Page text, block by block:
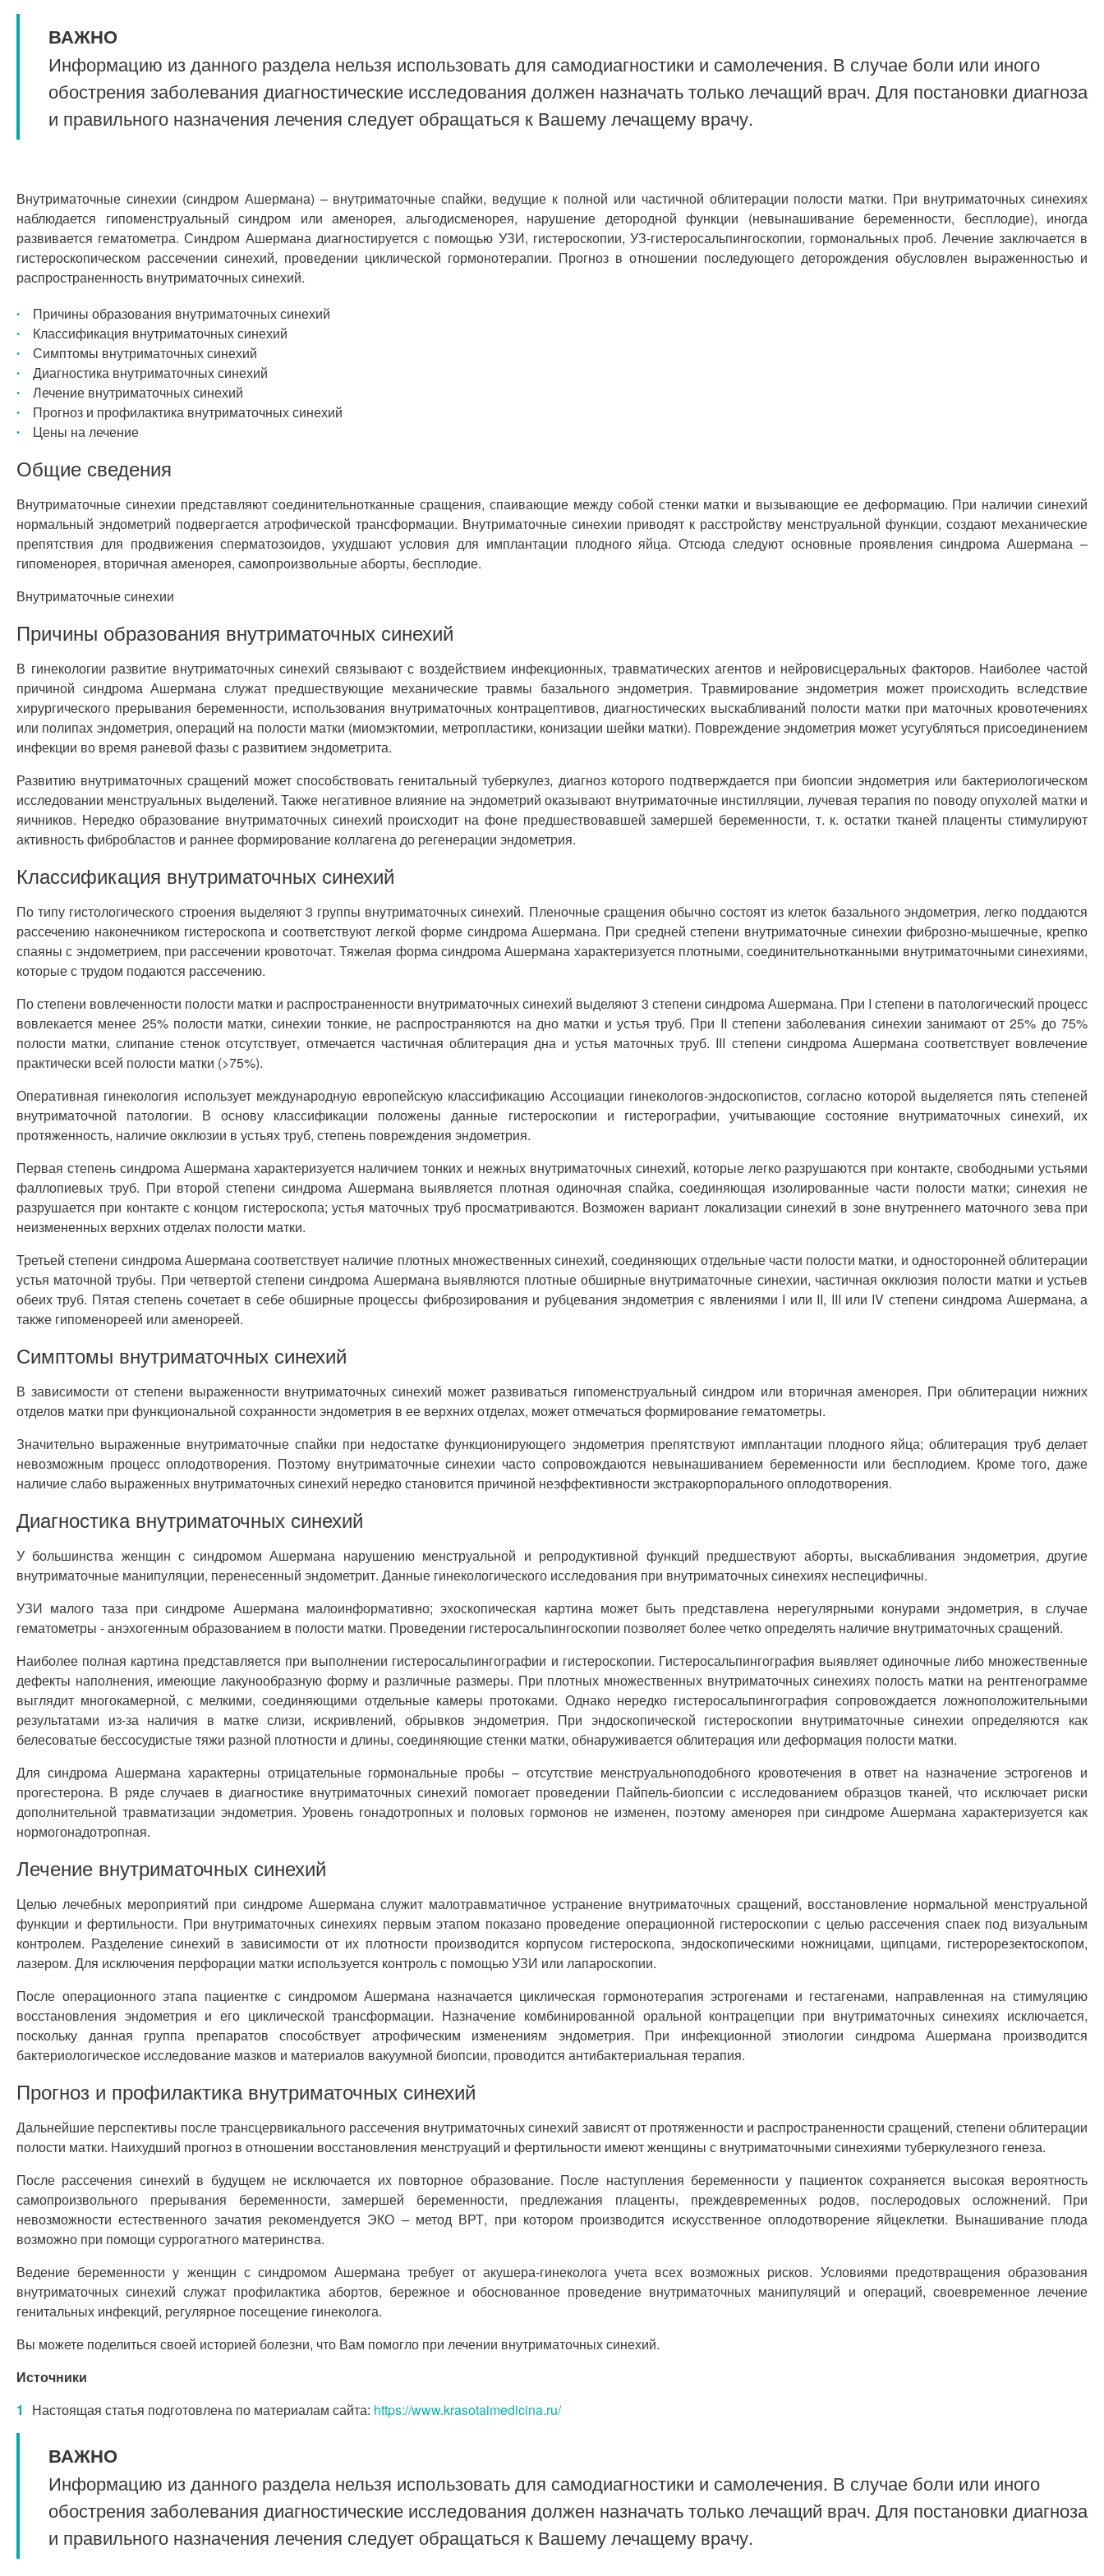
ВАЖНО
Информацию из данного раздела нельзя использовать для самодиагностики и самолечения. В случае боли или иного
обострения заболевания диагностические исследования должен назначать только лечащий врач. Для постановки диагноза
и правильного назначения лечения следует обращаться к Вашему лечащему врачу.
Внутриматочные синехии (синдром Ашермана) – внутриматочные спайки, ведущие к полной или частичной облитерации полости матки. При внутриматочных синехиях
наблюдается гипоменструальный синдром или аменорея, альгодисменорея, нарушение детородной функции (невынашивание беременности, бесплодие), иногда
развивается гематометра. Синдром Ашермана диагностируется с помощью УЗИ, гистероскопии, УЗ-гистеросальпингоскопии, гормональных проб. Лечение заключается в
гистероскопическом рассечении синехий, проведении циклической гормонотерапии. Прогноз в отношении последующего деторождения обусловлен выраженностью и
распространенность внутриматочных синехий.
Причины образования внутриматочных синехий
Классификация внутриматочных синехий
Симптомы внутриматочных синехий
Диагностика внутриматочных синехий
Лечение внутриматочных синехий
Прогноз и профилактика внутриматочных синехий
Цены на лечение
Общие сведения
Внутриматочные синехии представляют соединительнотканные сращения, спаивающие между собой стенки матки и вызывающие ее деформацию. При наличии синехий
нормальный эндометрий подвергается атрофической трансформации. Внутриматочные синехии приводят к расстройству менструальной функции, создают механические
препятствия для продвижения сперматозоидов, ухудшают условия для имплантации плодного яйца. Отсюда следуют основные проявления синдрома Ашермана –
гипоменорея, вторичная аменорея, самопроизвольные аборты, бесплодие.
Внутриматочные синехии
Причины образования внутриматочных синехий
В гинекологии развитие внутриматочных синехий связывают с воздействием инфекционных, травматических агентов и нейровисцеральных факторов. Наиболее частой
причиной синдрома Ашермана служат предшествующие механические травмы базального эндометрия. Травмирование эндометрия может происходить вследствие
хирургического прерывания беременности, использования внутриматочных контрацептивов, диагностических выскабливаний полости матки при маточных кровотечениях
или полипах эндометрия, операций на полости матки (миомэктомии, метропластики, конизации шейки матки). Повреждение эндометрия может усугубляться присоединением
инфекции во время раневой фазы с развитием эндометрита.
Развитию внутриматочных сращений может способствовать генитальный туберкулез, диагноз которого подтверждается при биопсии эндометрия или бактериологическом
исследовании менструальных выделений. Также негативное влияние на эндометрий оказывают внутриматочные инстилляции, лучевая терапия по поводу опухолей матки и
яичников. Нередко образование внутриматочных синехий происходит на фоне предшествовавшей замершей беременности, т. к. остатки тканей плаценты стимулируют
активность фибробластов и раннее формирование коллагена до регенерации эндометрия.
Классификация внутриматочных синехий
По типу гистологического строения выделяют 3 группы внутриматочных синехий. Пленочные сращения обычно состоят из клеток базального эндометрия, легко поддаются
рассечению наконечником гистероскопа и соответствуют легкой форме синдрома Ашермана. При средней степени внутриматочные синехии фиброзно-мышечные, крепко
спаяны с эндометрием, при рассечении кровоточат. Тяжелая форма синдрома Ашермана характеризуется плотными, соединительнотканными внутриматочными синехиями,
которые с трудом подаются рассечению.
По степени вовлеченности полости матки и распространенности внутриматочных синехий выделяют 3 степени синдрома Ашермана. При I степени в патологический процесс
вовлекается менее 25% полости матки, синехии тонкие, не распространяются на дно матки и устья труб. При II степени заболевания синехии занимают от 25% до 75%
полости матки, слипание стенок отсутствует, отмечается частичная облитерация дна и устья маточных труб. III степени синдрома Ашермана соответствует вовлечение
практически всей полости матки (>75%).
Оперативная гинекология использует международную европейскую классификацию Ассоциации гинекологов-эндоскопистов, согласно которой выделяется пять степеней
внутриматочной патологии. В основу классификации положены данные гистероскопии и гистерографии, учитывающие состояние внутриматочных синехий, их
протяженность, наличие окклюзии в устьях труб, степень повреждения эндометрия.
Первая степень синдрома Ашермана характеризуется наличием тонких и нежных внутриматочных синехий, которые легко разрушаются при контакте, свободными устьями
фаллопиевых труб. При второй степени синдрома Ашермана выявляется плотная одиночная спайка, соединяющая изолированные части полости матки; синехия не
разрушается при контакте с концом гистероскопа; устья маточных труб просматриваются. Возможен вариант локализации синехий в зоне внутреннего маточного зева при
неизмененных верхних отделах полости матки.
Третьей степени синдрома Ашермана соответствует наличие плотных множественных синехий, соединяющих отдельные части полости матки, и односторонней облитерации
устья маточной трубы. При четвертой степени синдрома Ашермана выявляются плотные обширные внутриматочные синехии, частичная окклюзия полости матки и устьев
обеих труб. Пятая степень сочетает в себе обширные процессы фиброзирования и рубцевания эндометрия с явлениями I или II, III или IV степени синдрома Ашермана, а
также гипоменореей или аменореей.
Симптомы внутриматочных синехий
В зависимости от степени выраженности внутриматочных синехий может развиваться гипоменструальный синдром или вторичная аменорея. При облитерации нижних
отделов матки при функциональной сохранности эндометрия в ее верхних отделах, может отмечаться формирование гематометры.
Значительно выраженные внутриматочные спайки при недостатке функционирующего эндометрия препятствуют имплантации плодного яйца; облитерация труб делает
невозможным процесс оплодотворения. Поэтому внутриматочные синехии часто сопровождаются невынашиванием беременности или бесплодием. Кроме того, даже
наличие слабо выраженных внутриматочных синехий нередко становится причиной неэффективности экстракорпорального оплодотворения.
Диагностика внутриматочных синехий
У большинства женщин с синдромом Ашермана нарушению менструальной и репродуктивной функций предшествуют аборты, выскабливания эндометрия, другие
внутриматочные манипуляции, перенесенный эндометрит. Данные гинекологического исследования при внутриматочных синехиях неспецифичны.
УЗИ малого таза при синдроме Ашермана малоинформативно; эхоскопическая картина может быть представлена нерегулярными конурами эндометрия, в случае
гематометры - анэхогенным образованием в полости матки. Проведении гистеросальпингоскопии позволяет более четко определять наличие внутриматочных сращений.
Наиболее полная картина представляется при выполнении гистеросальпингографии и гистероскопии. Гистеросальпингография выявляет одиночные либо множественные
дефекты наполнения, имеющие лакунообразную форму и различные размеры. При плотных множественных внутриматочных синехиях полость матки на рентгенограмме
выглядит многокамерной, с мелкими, соединяющими отдельные камеры протоками. Однако нередко гистеросальпингография сопровождается ложноположительными
результатами из-за наличия в матке слизи, искривлений, обрывков эндометрия. При эндоскопической гистероскопии внутриматочные синехии определяются как
белесоватые бессосудистые тяжи разной плотности и длины, соединяющие стенки матки, обнаруживается облитерация или деформация полости матки.
Для синдрома Ашермана характерны отрицательные гормональные пробы – отсутствие менструальноподобного кровотечения в ответ на назначение эстрогенов и
прогестерона. В ряде случаев в диагностике внутриматочных синехий помогает проведении Пайпель-биопсии с исследованием образцов тканей, что исключает риски
дополнительной травматизации эндометрия. Уровень гонадотропных и половых гормонов не изменен, поэтому аменорея при синдроме Ашермана характеризуется как
нормогонадотропная.
Лечение внутриматочных синехий
Целью лечебных мероприятий при синдроме Ашермана служит малотравматичное устранение внутриматочных сращений, восстановление нормальной менструальной
функции и фертильности. При внутриматочных синехиях первым этапом показано проведение операционной гистероскопии с целью рассечения спаек под визуальным
контролем. Разделение синехий в зависимости от их плотности производится корпусом гистероскопа, эндоскопическими ножницами, щипцами, гистерорезектоскопом,
лазером. Для исключения перфорации матки используется контроль с помощью УЗИ или лапароскопии.
После операционного этапа пациентке с синдромом Ашермана назначается циклическая гормонотерапия эстрогенами и гестагенами, направленная на стимуляцию
восстановления эндометрия и его циклической трансформации. Назначение комбинированной оральной контрацепции при внутриматочных синехиях исключается,
поскольку данная группа препаратов способствует атрофическим изменениям эндометрия. При инфекционной этиологии синдрома Ашермана производится
бактериологическое исследование мазков и материалов вакуумной биопсии, проводится антибактериальная терапия.
Прогноз и профилактика внутриматочных синехий
Дальнейшие перспективы после трансцервикального рассечения внутриматочных синехий зависят от протяженности и распространенности сращений, степени облитерации
полости матки. Наихудший прогноз в отношении восстановления менструаций и фертильности имеют женщины с внутриматочными синехиями туберкулезного генеза.
После рассечения синехий в будущем не исключается их повторное образование. После наступления беременности у пациенток сохраняется высокая вероятность
самопроизвольного прерывания беременности, замершей беременности, предлежания плаценты, преждевременных родов, послеродовых осложнений. При
невозможности естественного зачатия рекомендуется ЭКО – метод ВРТ, при котором производится искусственное оплодотворение яйцеклетки. Вынашивание плода
возможно при помощи суррогатного материнства.
Ведение беременности у женщин с синдромом Ашермана требует от акушера-гинеколога учета всех возможных рисков. Условиями предотвращения образования
внутриматочных синехий служат профилактика абортов, бережное и обоснованное проведение внутриматочных манипуляций и операций, своевременное лечение
генитальных инфекций, регулярное посещение гинеколога.
Вы можете поделиться своей историей болезни, что Вам помогло при лечении внутриматочных синехий.
Источники
Настоящая статья подготовлена по материалам сайта: https://www.krasotaimedicina.ru/
ВАЖНО
Информацию из данного раздела нельзя использовать для самодиагностики и самолечения. В случае боли или иного
обострения заболевания диагностические исследования должен назначать только лечащий врач. Для постановки диагноза
и правильного назначения лечения следует обращаться к Вашему лечащему врачу.